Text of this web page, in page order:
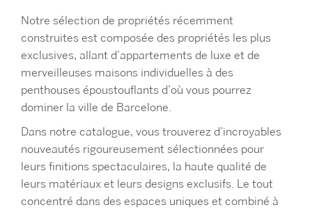
Notre sélection de propriétés récemment
construites est composée des propriétés les plus
exclusives, allant d’appartements de luxe et de
merveilleuses maisons individuelles à des
penthouses époustouflants d’où vous pourrez
dominer la ville de Barcelone.
Dans notre catalogue, vous trouverez d’incroyables
nouveautés rigoureusement sélectionnées pour
leurs finitions spectaculaires, la haute qualité de
leurs matériaux et leurs designs exclusifs. Le tout
concentré dans des espaces uniques et combiné à